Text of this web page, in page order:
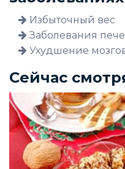
Избыточный вес
Заболевания
Ухудшение
Сейчас